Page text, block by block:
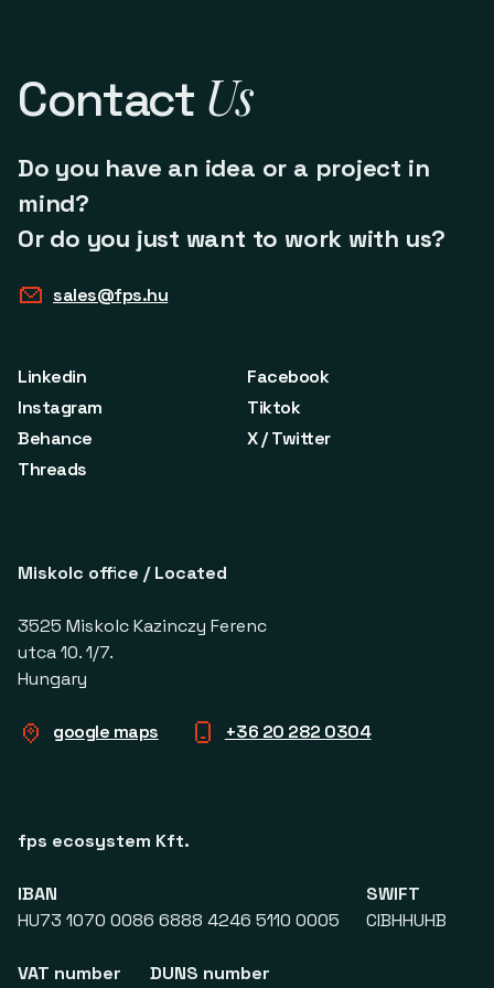
Contact Us
Do you have an idea or a project in
mind?
Or do you just want to work with us?
sales@fps.hu
Linkedin
Facebook
Instagram
Tiktok
Behance
X / Twitter
Threads
Miskolc office / Located
3525 Miskolc Kazinczy Ferenc
utca 10. 1/7.
Hungary
google maps +36 20 282 0304
fps ecosystem Kft.
IBAN
HU73 1070 0086 6888 4246 5110 0005
SWIFT
CIBHHUHB
VAT number DUNS number